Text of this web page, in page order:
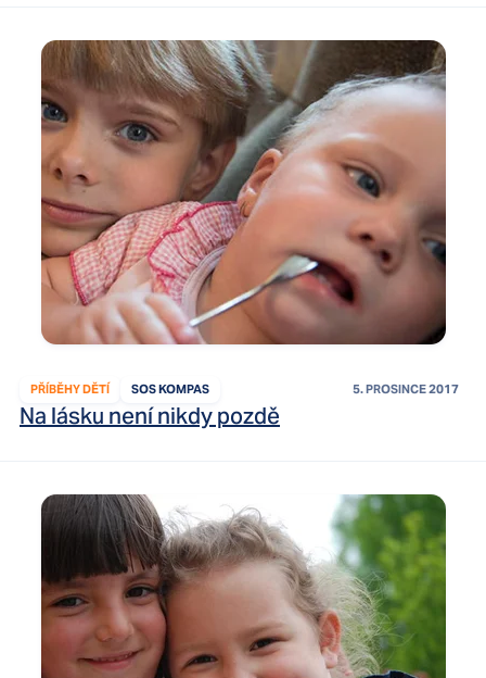
PŘÍBĚHY DĚTÍ SOS KOMPAS 5. PROSINCE 2017
Na lásku není nikdy pozdě